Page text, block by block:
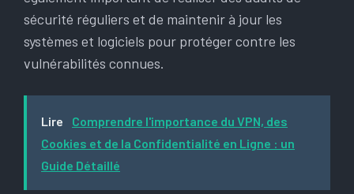
sécurité réguliers et de maintenir à jour les
systèmes et logiciels pour protéger contre les
vulnérabilités connues.
Lire
Comprendre l'importance du VPN, des
Cookies et de la Confidentialité en Ligne : un
Guide Détaillé